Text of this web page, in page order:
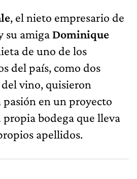
, el nieto empresario de
su amiga Dominique
de uno de los
del país, como dos
vino, quisieron
pasión en un proyecto
bodega que lleva
apellidos.